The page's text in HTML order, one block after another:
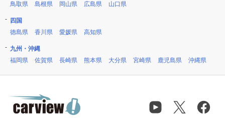
鳥取県
島根県 岡山県 広島県 山口県
四国
徳島県
香川県 愛媛県 高知県
九州・沖縄
福岡県
佐賀県 長崎県 熊本県 大分県 宮崎県 鹿児島県 沖縄県